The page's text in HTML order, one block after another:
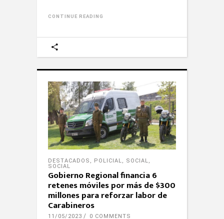
CONTINUE READING
DESTACADOS , POLICIAL, SOCIAL,
SOCIAL
Gobierno Regional financia 6
retenes móviles por más de $300
millones para reforzar labor de
Carabineros
11/05/2023 0 COMMENTS